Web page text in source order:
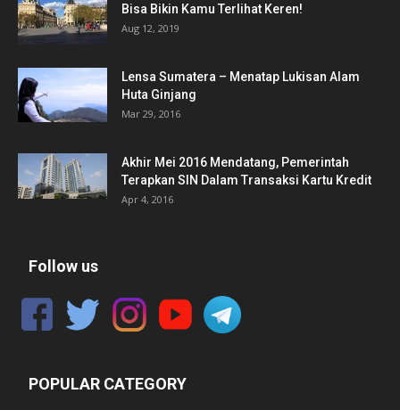
Bisa Bikin Kamu Terlihat Keren!
Aug 12, 2019
Lensa Sumatera – Menatap Lukisan Alam
Huta Ginjang
Mar 29, 2016
Akhir Mei 2016 Mendatang, Pemerintah
Terapkan SIN Dalam Transaksi Kartu Kredit
Apr 4, 2016
Follow us
POPULAR CATEGORY